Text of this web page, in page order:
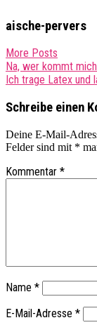
aische-pervers
More Posts
Post
navigation
Na, wer kommt
Ich trage Latex und
Schreibe einen
Deine E-Mail-
Felder sind mit *
Kommentar *
Name *
E-Mail-Adresse *